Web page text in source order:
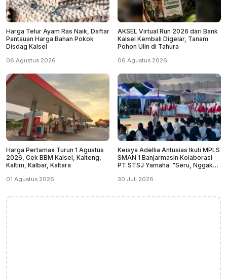
Harga Telur Ayam Ras Naik, Daftar
Pantauan Harga Bahan Pokok
Disdag Kalsel
08 Agustus 2026
AKSEL Virtual Run 2026 dari Bank
Kalsel Kembali Digelar, Tanam
Pohon Ulin di Tahura
06 Agustus 2026
Harga Pertamax Turun 1 Agustus
2026, Cek BBM Kalsel, Kalteng,
Kaltim, Kalbar, Kaltara
01 Agustus 2026
Keisya Adellia Antusias Ikuti MPLS
SMAN 1 Banjarmasin Kolaborasi
PT STSJ Yamaha: "Seru, Nggak
30 Juli 2026